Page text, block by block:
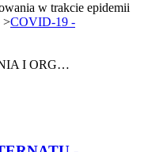
w trakcie epidemii
>COVID-19 -
I ORG…